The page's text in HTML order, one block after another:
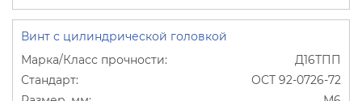
Винт с цилиндрической головкой
Д16ТПП
ОСТ 92-0726-72